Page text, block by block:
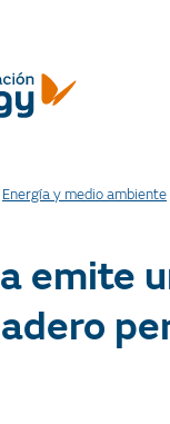
Energía y medio ambiente
emite